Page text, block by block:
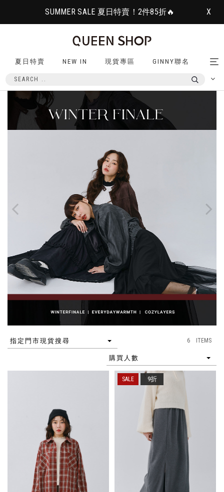
SUMMER SALE 夏日特賣！2件85折🔥 X
夏日特賣 NEW IN 現貨專區 GINNY聯名
指定門市現貨搜尋 6 ITEMS
購買人數
9折